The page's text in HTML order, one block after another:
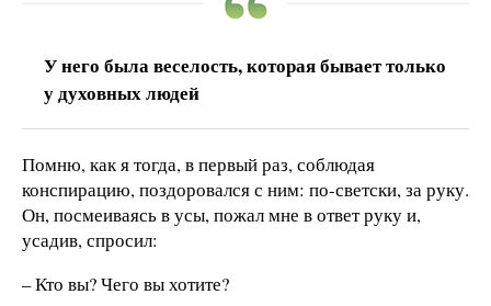
У него была веселость, которая бывает только
у духовных людей
Помню, как я тогда, в первый раз, соблюдая
конспирацию, поздоровался с ним: по-светски, за руку.
Он, посмеиваясь в усы, пожал мне в ответ руку и,
усадив, спросил:
– Кто вы? Чего вы хотите?